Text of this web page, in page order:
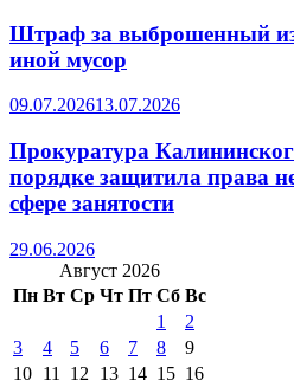
Штраф за выброшенный
иной мусор
09.07.202613.07.2026
Прокуратура
порядке защитила права
сфере занятости
29.06.2026
Август 2026
Пн Вт Ср Чт Пт Сб Вс
1
2
3
4 5 6 7 8
9
10 11 12 13 14 15 16